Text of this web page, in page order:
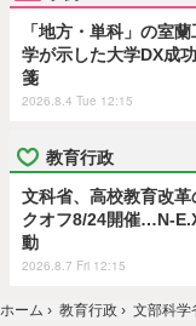
「地方・単科」の室
学が示した大学DX成
箋
2026.8.4 Tue 12:15
教育行政
文科省、高校教育改革
クオフ8/24開催…N-
動
2026.8.7 Fri 12:15
ホーム › 教育行政 › 文部科学